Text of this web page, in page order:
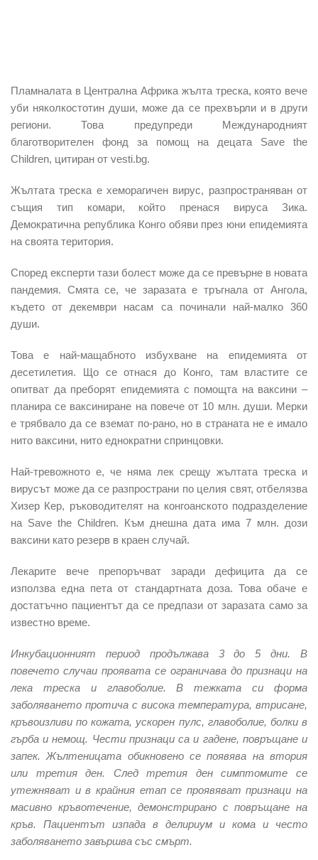
Пламналата в Централна Африка жълта треска, която вече
уби няколкостотин души, може да се прехвърли и в други
региони. Това предупреди Международният
благотворителен фонд за помощ на децата Save the
Children, цитиран от vesti.bg.
Жълтата треска е хеморагичен вирус, разпространяван от
същия тип комари, който пренася вируса Зика.
Демократична република Конго обяви през юни епидемията
на своята територия.
Според експерти тази болест може да се превърне в новата
пандемия. Смята се, че заразата е тръгнала от Ангола,
където от декември насам са починали най-малко 360
души.
Това е най-мащабното избухване на епидемията от
десетилетия. Що се отнася до Конго, там властите се
опитват да преборят епидемията с помощта на ваксини –
планира се ваксиниране на повече от 10 млн. души. Мерки
е трябвало да се вземат по-рано, но в страната не е имало
нито ваксини, нито еднократни спринцовки.
Най-тревожното е, че няма лек срещу жълтата треска и
вирусът може да се разпространи по целия свят, отбелязва
Хизер Кер, ръководителят на конгоанското подразделение
на Save the Children. Към днешна дата има 7 млн. дози
ваксини като резерв в краен случай.
Лекарите вече препоръчват заради дефицита да се
използва една пета от стандартната доза. Това обаче е
достатъчно пациентът да се предпази от заразата само за
известно време.
Инкубационният период продължава 3 до 5 дни. В
повечето случаи проявата се ограничава до признаци на
лека треска и главоболие. В тежката си форма
заболяването протича с висока температура, втрисане,
кръвоизливи по кожата, ускорен пулс, главоболие, болки в
гърба и немощ. Чести признаци са и гадене, повръщане и
запек. Жълтеницата обикновено се появява на втория
или третия ден. След третия ден симптомите се
утежняват и в крайния етап се проявяват признаци на
масивно кръвотечение, демонстрирано с повръщане на
кръв. Пациентът изпада в делириум и кома и често
заболяването завършва със смърт.